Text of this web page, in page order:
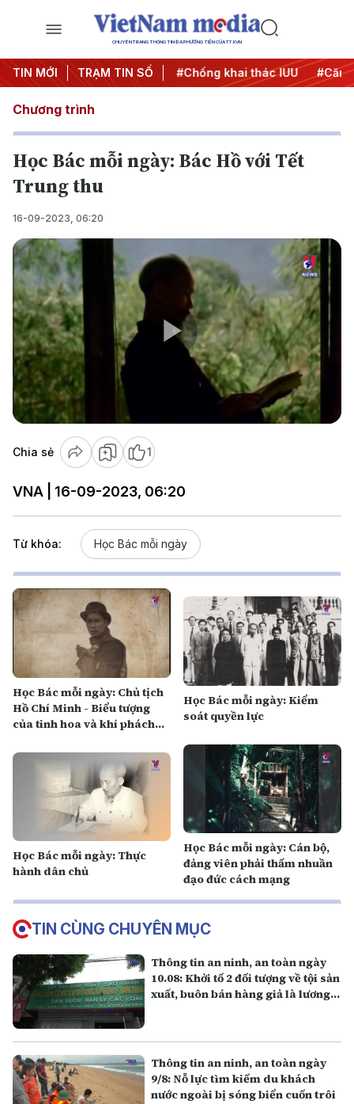
CHUYÊN TRANG THÔNG TIN ĐA PHƯƠNG TIỆN CỦA TTXVN
TIN MỚI TRẠM TIN SỐ
#Chiến dịch 500 ngày đêm #Chống khai thác IUU
Chương trình
Học Bác mỗi ngày: Bác Hồ với Tết
Trung thu
16-09-2023, 06:20
Play
Video
Chia sẻ 1
VNA | 16-09-2023, 06:20
Từ khóa: Học Bác mỗi ngày
Học Bác mỗi ngày: Chủ tịch
Hồ Chí Minh - Biểu tượng
của tinh hoa và khí phách
Học Bác mỗi ngày: Kiểm
soát quyền lực
Học Bác mỗi ngày: Thực
hành dân chủ
Học Bác mỗi ngày: Cán bộ,
đảng viên phải thấm nhuần
đạo đức cách mạng
TIN CÙNG CHUYÊN MỤC
Thông tin an ninh, an toàn ngày
10.08: Khởi tố 2 đối tượng về tội sản
xuất, buôn bán hàng giả là lương
Thông tin an ninh, an toàn ngày
9/8: Nỗ lực tìm kiếm du khách
nước ngoài bị sóng biển cuốn trôi